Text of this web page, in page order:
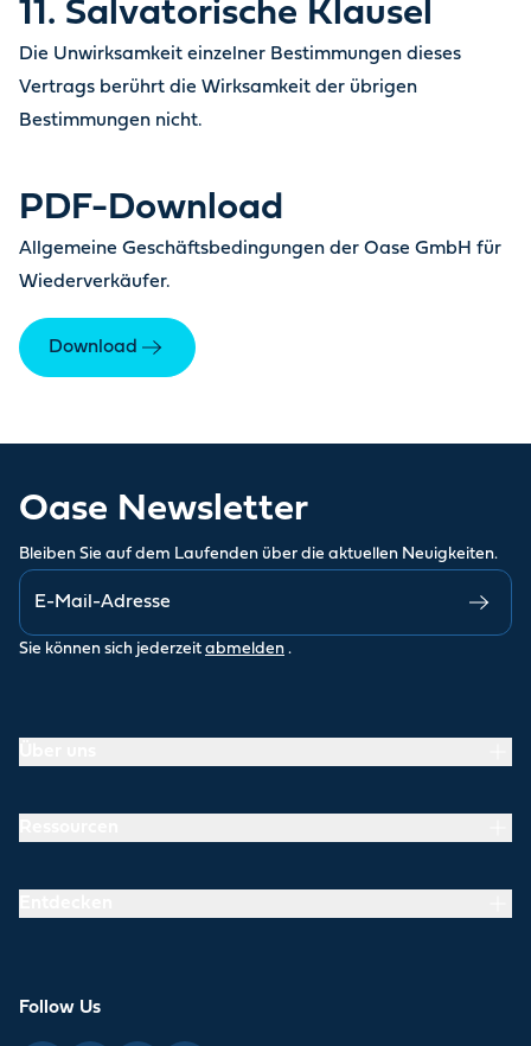
11. Salvatorische Klausel
Die Unwirksamkeit einzelner Bestimmungen dieses
Vertrags berührt die Wirksamkeit der übrigen
Bestimmungen nicht.
PDF-Download
Allgemeine Geschäftsbedingungen der Oase GmbH für
Wiederverkäufer.
Download
Oase Newsletter
Bleiben Sie auf dem Laufenden über die aktuellen Neuigkeiten.
Sie können sich jederzeit abmelden .
Follow Us